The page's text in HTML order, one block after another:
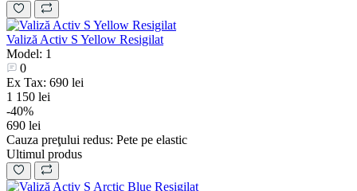
Valiză Activ S Yellow Resigilat
Model: 1
0
Ex Tax: 690 lei
1 150 lei
-40%
690 lei
Cauza preţului redus: Pete pe elastic
Ultimul produs